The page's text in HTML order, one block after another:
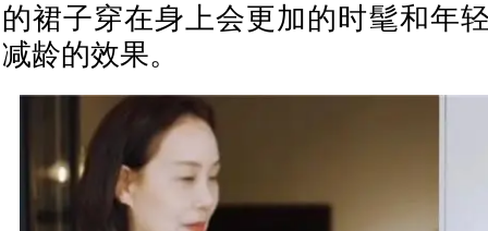
的裙子穿在身上会更加的时髦和年
减龄的效果。